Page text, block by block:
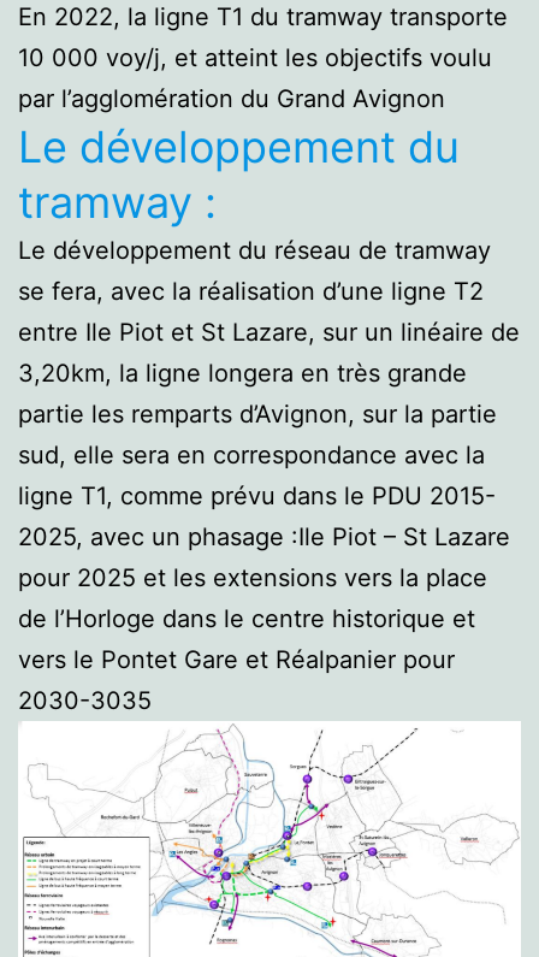
En 2022, la ligne T1 du tramway transporte
10 000 voy/j, et atteint les objectifs voulu
par l’agglomération du Grand Avignon
Le développement du
tramway :
Le développement du réseau de tramway
se fera, avec la réalisation d’une ligne T2
entre Ile Piot et St Lazare, sur un linéaire de
3,20km, la ligne longera en très grande
partie les remparts d’Avignon, sur la partie
sud, elle sera en correspondance avec la
ligne T1, comme prévu dans le PDU 2015-
2025, avec un phasage :Ile Piot – St Lazare
pour 2025 et les extensions vers la place
de l’Horloge dans le centre historique et
vers le Pontet Gare et Réalpanier pour
2030-3035